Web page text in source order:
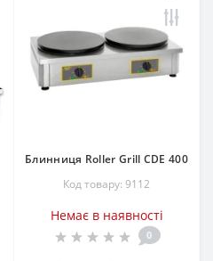
Блинниця Roller Grill CDE 400
Код товару: 9112
Немає в наявності
0